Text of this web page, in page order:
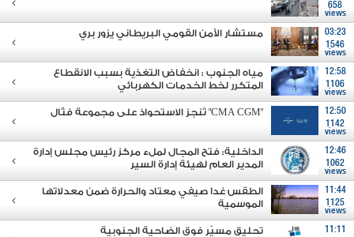
658
views
03:23
1546
views
مستشار الأمن القومي البريطاني يزور بري
12:58
1106
views
مياه الجنوب : انخفاض التغذية بسبب الانقطاع
المتكرر لخط الخدمات الكهربائي
12:50
1142
views
"CMA CGM" تُنجز الاستحواذ على مجموعة فتّال
12:46
1062
views
الداخلية: فتح المجال لملء مركز رئيس مجلس إدارة
المدير العام لهيئة إدارة السير
11:44
1125
views
الطقس غدا صيفي معتاد والحرارة ضمن معدلاتها
الموسمية
11:11
تحليق مسيّر فوق الضاحية الجنوبية